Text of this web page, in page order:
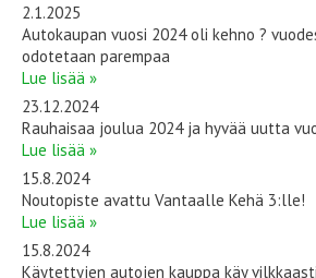
2.1.2025
Autokaupan vuosi 2024 oli kehno ?
odotetaan parempaa
Lue lisää »
23.12.2024
Rauhaisaa joulua 2024 ja hyvää uutta
Lue lisää »
15.8.2024
Noutopiste avattu Vantaalle Kehä 3:lle!
Lue lisää »
15.8.2024
Käytettyjen autojen kauppa käy